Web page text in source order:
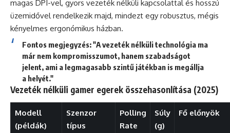
magas DPI-vel, gyors vezeték nélküli kapcsolattal és hosszú
üzemidővel rendelkezik majd, mindezt egy robusztus, mégis
kényelmes ergonómikus házban.
Fontos megjegyzés: "A vezeték nélküli technológia ma
már nem kompromisszumot, hanem szabadságot
jelent, ami a legmagasabb szintű játékban is megállja
a helyét."
Vezeték nélküli gamer egerek összehasonlítása (2025)
Modell
(példák)
Szenzor
típus
Polling
Rate
Súly
(g)
Fő előnyök